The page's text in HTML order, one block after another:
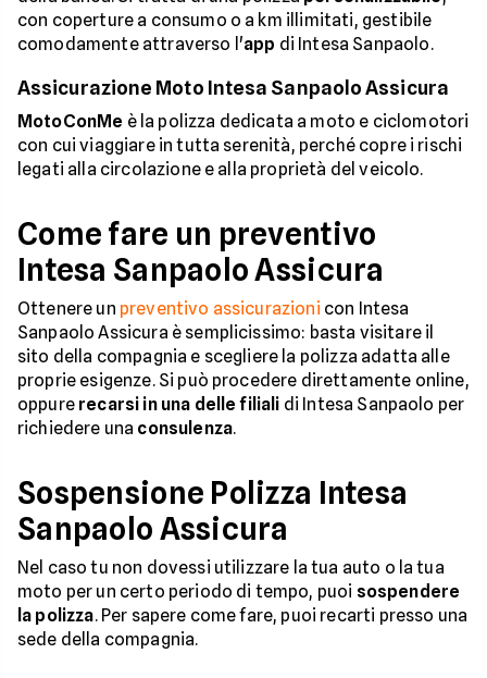
con coperture a consumo o a km illimitati, gestibile
comodamente attraverso l'app di Intesa Sanpaolo.
Assicurazione Moto Intesa Sanpaolo Assicura
MotoConMe è la polizza dedicata a moto e ciclomotori
con cui viaggiare in tutta serenità, perché copre i rischi
legati alla circolazione e alla proprietà del veicolo.
Come fare un preventivo
Intesa Sanpaolo Assicura
Ottenere un preventivo assicurazioni con Intesa
Sanpaolo Assicura è semplicissimo: basta visitare il
sito della compagnia e scegliere la polizza adatta alle
proprie esigenze. Si può procedere direttamente online,
oppure recarsi in una delle filiali di Intesa Sanpaolo per
richiedere una consulenza.
Sospensione Polizza Intesa
Sanpaolo Assicura
Nel caso tu non dovessi utilizzare la tua auto o la tua
moto per un certo periodo di tempo, puoi sospendere
la polizza. Per sapere come fare, puoi recarti presso una
sede della compagnia.